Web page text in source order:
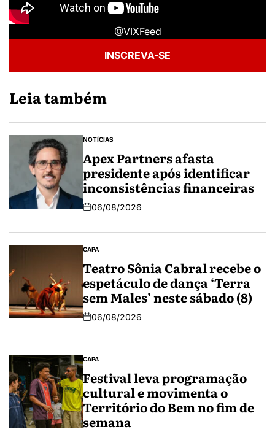
@VIXFeed
INSCREVA-SE
Leia também
NOTÍCIAS
Apex Partners afasta
presidente após identificar
inconsistências financeiras
06/08/2026
CAPA
Teatro Sônia Cabral recebe o
espetáculo de dança ‘Terra
sem Males’ neste sábado (8)
06/08/2026
CAPA
Festival leva programação
cultural e movimenta o
Território do Bem no fim de
semana